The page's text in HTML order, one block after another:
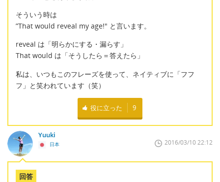
そういう時は
”That would reveal my age!" と言います。
reveal は「明らかにする・漏らす」
That would は「そうしたら＝答えたら」
私は、いつもこのフレーズを使って、ネイティブに「フフ
フ」と笑われています（笑）
役に立った 9
Yuuki
日本 2016/03/10 22:12
回答